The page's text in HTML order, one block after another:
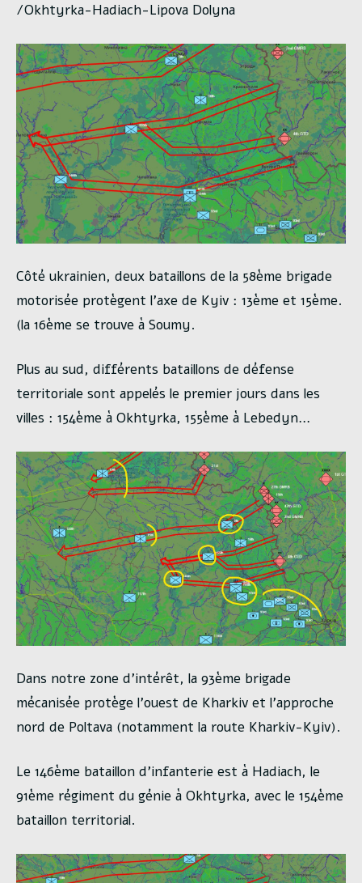
/Okhtyrka-Hadiach-Lipova Dolyna
Côté ukrainien, deux bataillons de la 58ème brigade
motorisée protègent l’axe de Kyiv : 13ème et 15ème.
(la 16ème se trouve à Soumy.
Plus au sud, différents bataillons de défense
territoriale sont appelés le premier jours dans les
villes : 154ème à Okhtyrka, 155ème à Lebedyn…
Dans notre zone d’intérêt, la 93ème brigade
mécanisée protège l’ouest de Kharkiv et l’approche
nord de Poltava (notamment la route Kharkiv-Kyiv).
Le 146ème bataillon d’infanterie est à Hadiach, le
91ème régiment du génie à Okhtyrka, avec le 154ème
bataillon territorial.